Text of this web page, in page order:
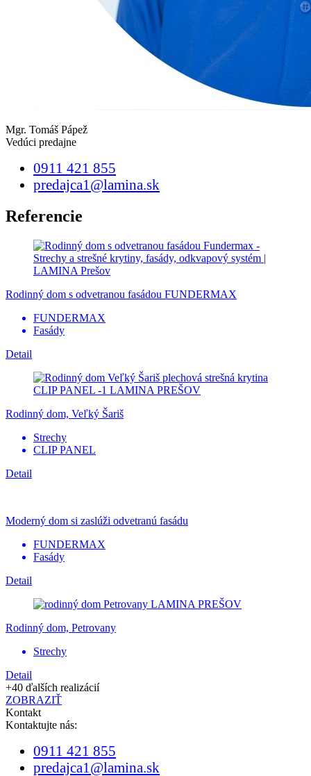
Mgr. Tomáš Pápež
Vedúci predajne
0911 421 855
predajca1@lamina.sk
Referencie
Rodinný dom s odvetranou fasádou FUNDERMAX
FUNDERMAX
Fasády
Detail
Rodinný dom, Veľký Šariš
Strechy
CLIP PANEL
Detail
Moderný dom si zaslúži odvetranú fasádu
FUNDERMAX
Fasády
Detail
Rodinný dom, Petrovany
Strechy
Detail
+40 ďalších realizácií
ZOBRAZIŤ
Kontakt
Kontaktujte nás:
0911 421 855
predajca1@lamina.sk